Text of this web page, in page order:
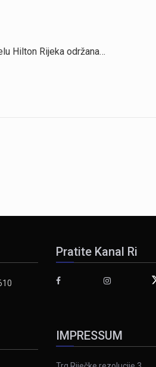
Hilton Rijeka održana…
Pratite Kanal Ri
IMPRESSUM